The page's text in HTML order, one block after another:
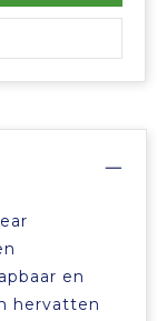
en
hervatten